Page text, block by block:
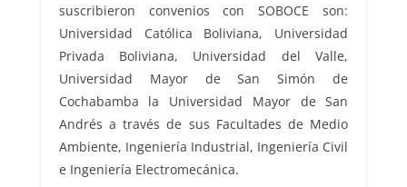
suscribieron convenios con SOBOCE son:
Universidad Católica Boliviana, Universidad
Privada Boliviana, Universidad del Valle,
Universidad Mayor de San Simón de
Cochabamba la Universidad Mayor de San
Andrés a través de sus Facultades de Medio
Ambiente, Ingeniería Industrial, Ingeniería Civil
e Ingeniería Electromecánica.